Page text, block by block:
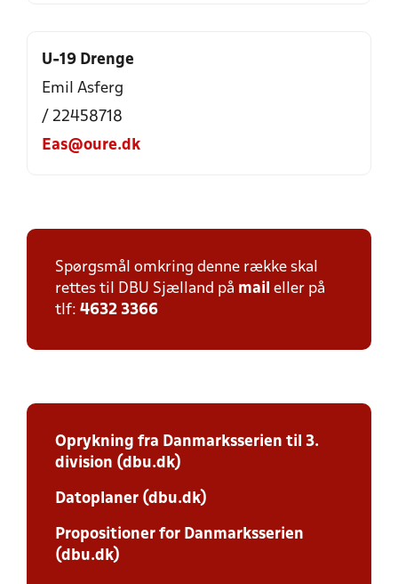
U-19 Drenge
Emil Asferg
/ 22458718
Eas@oure.dk
Spørgsmål omkring denne række skal
rettes til DBU Sjælland på mail eller på
tlf: 4632 3366
Oprykning fra Danmarksserien til 3.
division (dbu.dk)
Datoplaner (dbu.dk)
Propositioner for Danmarksserien
(dbu.dk)